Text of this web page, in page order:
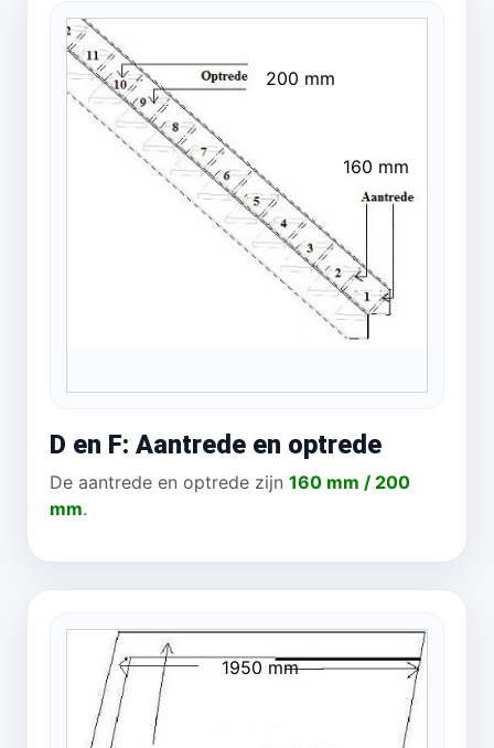
200 mm
160 mm
D en F: Aantrede en optrede
De aantrede en optrede zijn 160 mm / 200
mm.
1950 mm